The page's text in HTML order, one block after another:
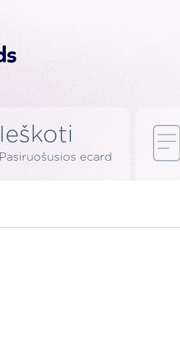
Ieškoti
Pasiruošusios ecard